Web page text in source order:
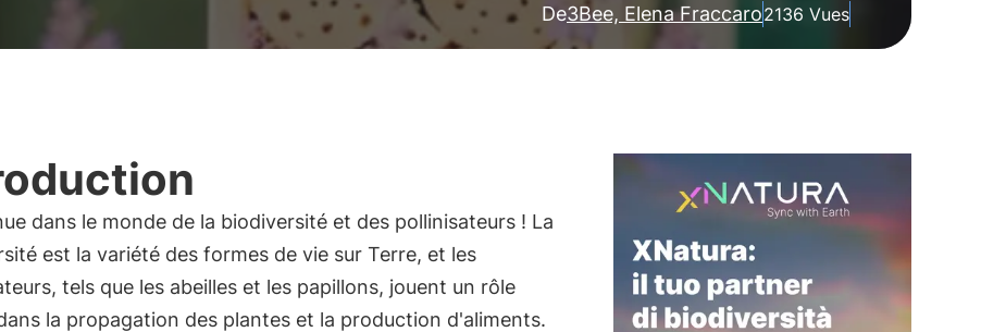
De3Bee, Elena Fraccaro2136 Vues
dans le monde de la biodiversité et des pollinisateurs ! La
est la variété des formes de vie sur Terre, et les
tels que les abeilles et les papillons, jouent un rôle
la propagation des plantes et la production d'aliments.